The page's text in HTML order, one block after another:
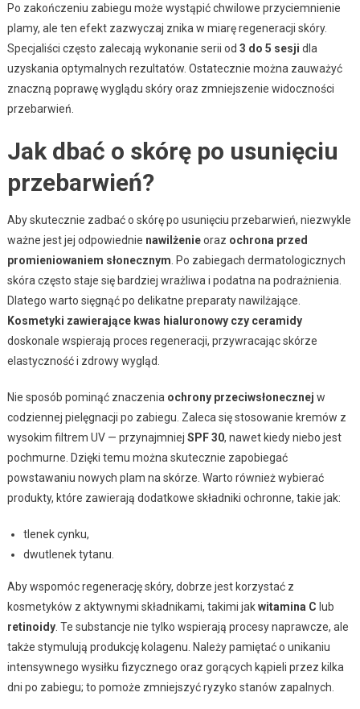
Po zakończeniu zabiegu może wystąpić chwilowe przyciemnienie
plamy, ale ten efekt zazwyczaj znika w miarę regeneracji skóry.
Specjaliści często zalecają wykonanie serii od 3 do 5 sesji dla
uzyskania optymalnych rezultatów. Ostatecznie można zauważyć
znaczną poprawę wyglądu skóry oraz zmniejszenie widoczności
przebarwień.
Jak dbać o skórę po usunięciu
przebarwień?
Aby skutecznie zadbać o skórę po usunięciu przebarwień, niezwykle
ważne jest jej odpowiednie nawilżenieoraz ochrona przed
promieniowaniem słonecznym . Po zabiegach dermatologicznych
skóra często staje się bardziej wrażliwa i podatna na podrażnienia.
Dlatego warto sięgnąć po delikatne preparaty nawilżające.
Kosmetyki zawierające kwas hialuronowy czy ceramidy
doskonale wspierają proces regeneracji, przywracając skórze
elastyczność i zdrowy wygląd.
Nie sposób pominąć znaczenia ochrony przeciwsłonecznej w
codziennej pielęgnacji po zabiegu. Zaleca się stosowanie kremów z
wysokim filtrem UV — przynajmniej SPF 30, nawet kiedy niebo jest
pochmurne. Dzięki temu można skutecznie zapobiegać
powstawaniu nowych plam na skórze. Warto również wybierać
produkty, które zawierają dodatkowe składniki ochronne, takie jak:
tlenek cynku,
dwutlenek tytanu.
Aby wspomóc regenerację skóry, dobrze jest korzystać z
kosmetyków z aktywnymi składnikami, takimi jakwitamina C lub
retinoidy. Te substancje nie tylko wspierają procesy naprawcze, ale
także stymulują produkcję kolagenu. Należy pamiętać o unikaniu
intensywnego wysiłku fizycznego oraz gorących kąpieli przez kilka
dni po zabiegu; to pomoże zmniejszyć ryzyko stanów zapalnych.